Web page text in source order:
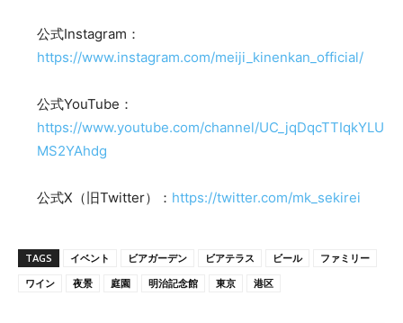
公式Instagram：
https://www.instagram.com/meiji_kinenkan_official/
公式YouTube：
https://www.youtube.com/channel/UC_jqDqcTTIqkYLU
MS2YAhdg
公式X（旧Twitter）： https://twitter.com/mk_sekirei
TAGS イベント ビアガーデン ビアテラス ビール
ファミリー
ワイン
夜景 庭園 明治記念館 東京 港区